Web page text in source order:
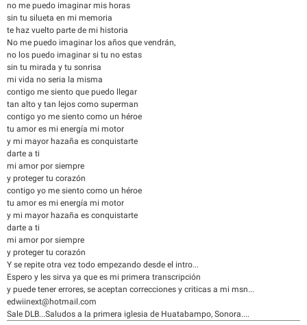
no me puedo imaginar mis horas
sin tu silueta en mi memoria
te haz vuelto parte de mi historia
No me puedo imaginar los años que vendrán,
no los puedo imaginar si tu no estas
sin tu mirada y tu sonrisa
mi vida no seria la misma
contigo me siento que puedo llegar
tan alto y tan lejos como superman
contigo yo me siento como un héroe
tu amor es mi energía mi motor
y mi mayor hazaña es conquistarte
darte a ti
mi amor por siempre
y proteger tu corazón
contigo yo me siento como un héroe
tu amor es mi energía mi motor
y mi mayor hazaña es conquistarte
darte a ti
mi amor por siempre
y proteger tu corazón
Y se repite otra vez todo empezando desde el intro...
Espero y les sirva ya que es mi primera transcripción
y puede tener errores, se aceptan correcciones y criticas a mi msn...
edwiinext@hotmail.com
Sale DLB...Saludos a la primera iglesia de Huatabampo, Sonora....